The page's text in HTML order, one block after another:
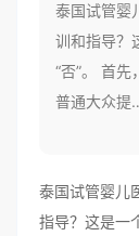
泰国试管婴
训和指导？
“否”。 首
普通大众
泰国试管婴儿
指导？这是一